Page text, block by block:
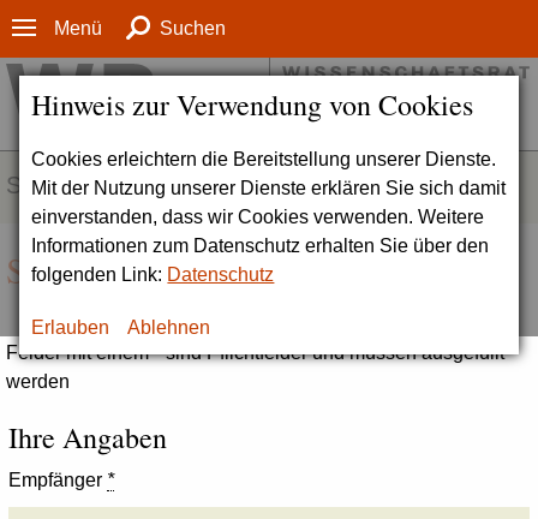
Hinweis zur Verwendung von Cookies
Cookies erleichtern die Bereitstellung unserer Dienste.
Mit der Nutzung unserer Dienste erklären Sie sich damit
einverstanden, dass wir Cookies verwenden. Weitere
Informationen zum Datenschutz erhalten Sie über den
folgenden Link: Datenschutz
Erlauben Ablehnen
Menü Suchen
SERVICE
Seite empfehlen
Felder mit einem * sind Pflichtfelder und müssen ausgefüllt
werden
Ihre Angaben
Empfänger *